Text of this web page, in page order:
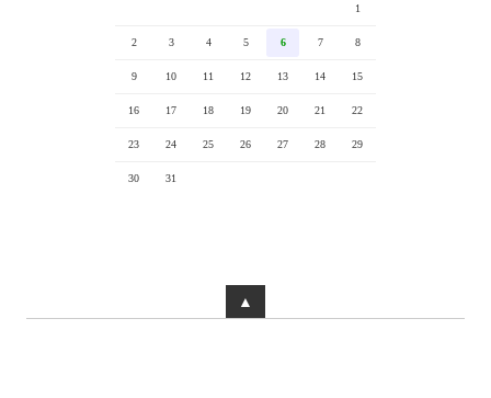
1
2 3 4 5 6 7 8
9 10 11 12 13 14 15
16 17 18 19 20 21 22
23 24 25 26 27 28 29
30 31
▲